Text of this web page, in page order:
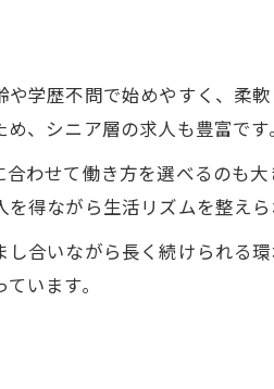
物で収入アップを目指すなら
シニアが軽貨物配送で収入アッ
軽貨物配送でシニア世代の収
シニアが取り組む軽貨物配送の
軽貨物配送でシニアが目指せ
シニアの収入改善に役立つ軽貨
学歴不問で始めやすく、柔
、シニア層の求人も豊富です。
わせて働き方を選べるのも
得ながら生活リズムを整えら
合いながら長く続けられる
います。